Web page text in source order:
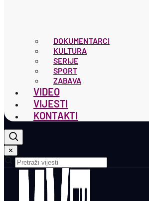
DOKUMENTARCI
KULTURA
SERIJE
SPORT
ZABAVA
VIDEO
VIJESTI
KONTAKTI
✕